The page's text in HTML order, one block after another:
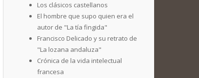
Los clásicos castellanos
El hombre que supo quien era el
autor de "La tía fingida"
Francisco Delicado y su retrato de
"La lozana andaluza"
Crónica de la vida intelectual
francesa